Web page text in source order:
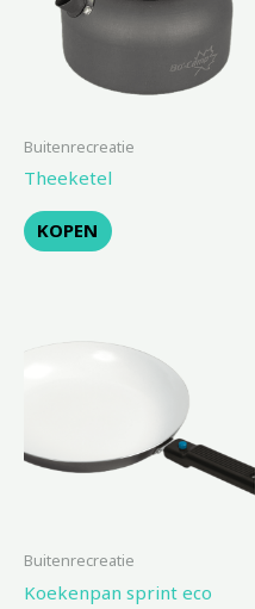
Buitenrecreatie
Theeketel
KOPEN
Buitenrecreatie
Koekenpan sprint eco